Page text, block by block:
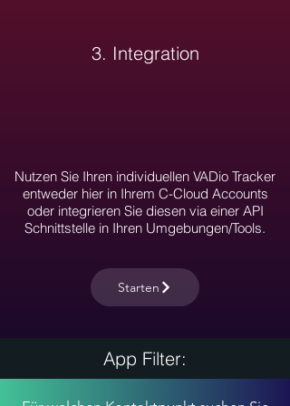
3. Integration
Nutzen Sie Ihren individuellen VADio Tracker
entweder hier in Ihrem C-Cloud Accounts
oder integrieren Sie diesen via einer API
Schnittstelle in Ihren Umgebungen/Tools.
Starten
App Filter: